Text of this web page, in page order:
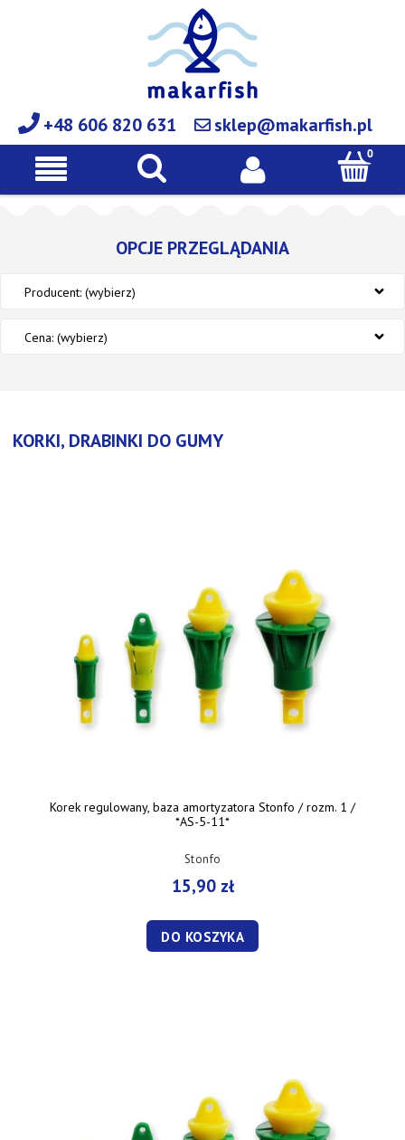
+48 606 820 631 sklep@makarfish.pl
OPCJE PRZEGLĄDANIA
Producent: (wybierz)
Cena: (wybierz)
KORKI, DRABINKI DO GUMY
Korek regulowany, baza amortyzatora Stonfo / rozm. 1 /
*AS-5-11*
Stonfo
15,90 zł
DO KOSZYKA